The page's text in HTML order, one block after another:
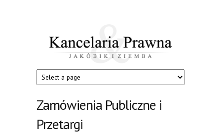
Kancelaria
Prawna
Zamówienia Publiczne i
Przetargi